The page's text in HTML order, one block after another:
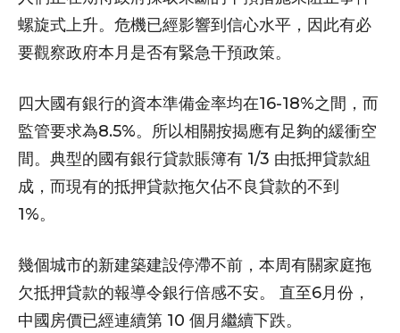
螺旋式上升。危機已經影響到信心水平，因此有必
要觀察政府本月是否有緊急干預政策。
四大國有銀行的資本準備金率均在16-18%之間，而
監管要求為8.5%。所以相關按揭應有足夠的緩衝空
間。典型的國有銀行貸款賬簿有 1/3 由抵押貸款組
成，而現有的抵押貸款拖欠佔不良貸款的不到
1%。
幾個城市的新建築建設停滯不前，本周有關家庭拖
欠抵押貸款的報導令銀行倍感不安。 直至6月份，
中國房價已經連續第 10 個月繼續下跌。